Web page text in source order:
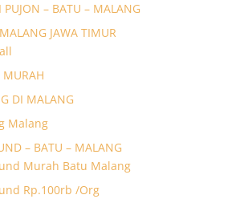
– BATU – MALANG
JAWA TIMUR
MURAH
DI MALANG
Malang
– BATU – MALANG
Murah Batu Malang
Rp.100rb /Org